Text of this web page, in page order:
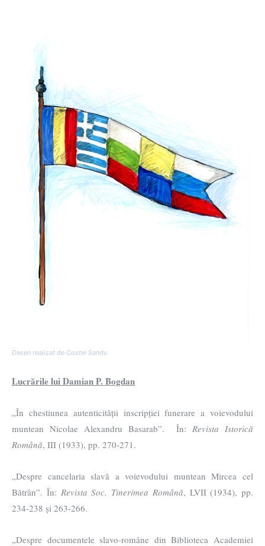
Desen realizat de Costel Sandu
Lucrările lui Damian P. Bogdan
„În chestiunea autenticității inscripției funerare a voievodului
muntean Nicolae Alexandru Basarab”. În: Revista Istorică
Română, III (1933), pp. 270-271.
„Despre cancelaria slavă a voievodului muntean Mircea cel
Bătrân”. În: Revista Soc. Tinerimea Română, LVII (1934), pp.
234-238 și 263-266.
„Despre documentele slavo-române din Biblioteca Academiei